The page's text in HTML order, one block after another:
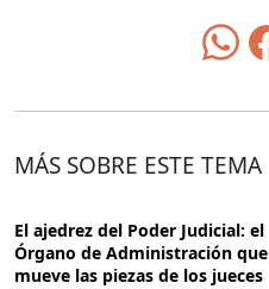
MÁS SOBRE ESTE TEMA
El ajedrez del Poder Judicial: el
Órgano de Administración que
mueve las piezas de los jueces